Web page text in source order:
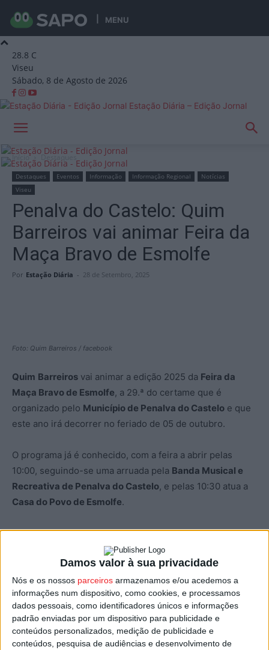
Damos valor à sua privacidade
Nós e os nossos parceiros armazenamos e/ou acedemos a
informações num dispositivo, como cookies, e processamos
dados pessoais, como identificadores únicos e informações
padrão enviadas por um dispositivo para publicidade e
conteúdos personalizados, medição de publicidade e
conteúdos, pesquisa de audiências e desenvolvimento de
MENU
28.8 C
Viseu
Sábado, 8 de Agosto de 2026
Estação Diária – Edição Jornal
Início Destaques
Destaques Eventos Informação Informação Regional
Notícias
Viseu
Penalva do Castelo: Quim
Barreiros vai animar Feira da
Maça Bravo de Esmolfe
Por Estação Diária - 28 de Setembro, 2025
Foto: Quim Barreiros / facebook
Quim Barreiros vai animar a edição 2025 da Feira da
Maça Bravo de Esmolfe, a 29.ª do certame que é
organizado pelo Município de Penalva do Castelo e que
este ano irá decorrer no feriado de 05 de outubro.
O programa já é conhecido, com a feira a abrir pelas
10:00, seguindo-se uma arruada pela Banda Musical e
Recreativa de Penalva do Castelo, e pelas 10:30 atua a
Casa do Povo de Esmolfe.
A tarde será dedicada ao IX concurso ‘Delícia de Maçã
’, concurso, que segundo a autarquia
penalvense, tem como objetivo “incentivar a criatividade,
a inovação e o empreendedorismo, desafiando os
participantes do concelho a criar uma proposta
gastronómica (doce, salgada ou outra), com a Maçã Bravo
de Esmolfe como ingrediente principal”.